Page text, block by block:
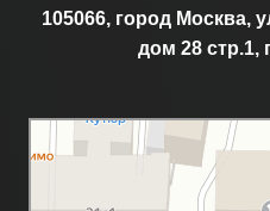
105066, город Москва,
дом 28 стр.1,
Новая Басманная улица, 28с1 —